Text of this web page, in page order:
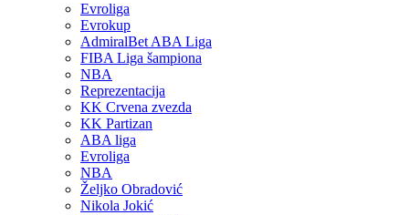
Evroliga
Evrokup
AdmiralBet ABA Liga
FIBA Liga šampiona
NBA
Reprezentacija
KK Crvena zvezda
KK Partizan
ABA liga
Evroliga
NBA
Željko Obradović
Nikola Jokić